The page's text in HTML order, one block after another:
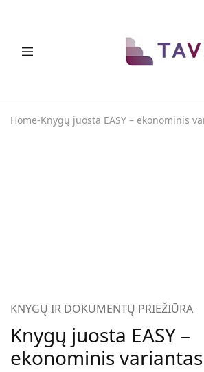
Home-Knygų juosta EASY – ekonominis
KNYGŲ IR DOKUMENTŲ PRIEŽIŪRA
Knygų juosta EASY –
ekonominis variantas